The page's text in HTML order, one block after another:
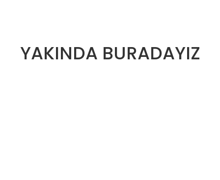
YAKINDA BURADAYIZ